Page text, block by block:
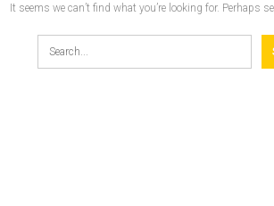
It seems we can’t find what you’re looking for. Perhaps